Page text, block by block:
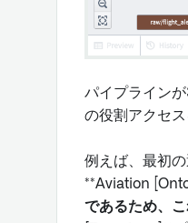
パイプライン
の役割アクセ
例えば、最初
**Aviation
であるため、